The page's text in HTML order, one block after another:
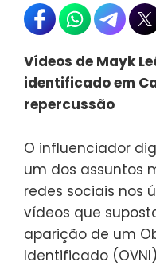
Vídeos de Mayk
identificado em
repercussão
O influenciador
um dos assuntos
redes sociais nos
vídeos que
aparição de um
Identificado